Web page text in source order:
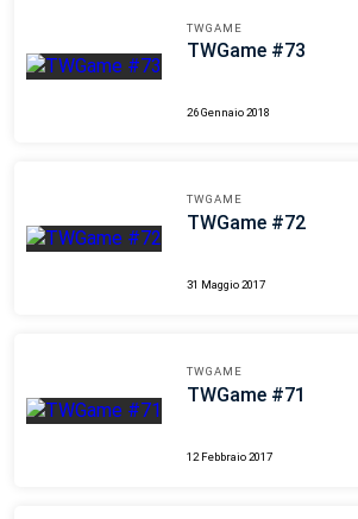
TWGAME
TWGame #73
26 Gennaio 2018
TWGAME
TWGame #72
31 Maggio 2017
TWGAME
TWGame #71
12 Febbraio 2017